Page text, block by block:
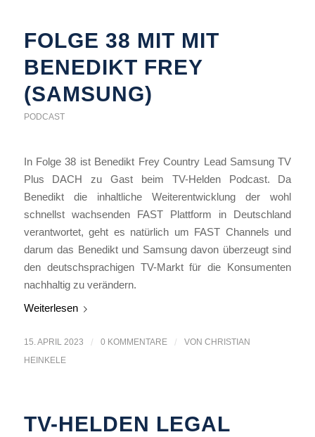
FOLGE 38 MIT MIT
BENEDIKT FREY
(SAMSUNG)
PODCAST
In Folge 38 ist Benedikt Frey Country Lead Samsung TV
Plus DACH zu Gast beim TV-Helden Podcast. Da
Benedikt die inhaltliche Weiterentwicklung der wohl
schnellst wachsenden FAST Plattform in Deutschland
verantwortet, geht es natürlich um FAST Channels und
darum das Benedikt und Samsung davon überzeugt sind
den deutschsprachigen TV-Markt für die Konsumenten
nachhaltig zu verändern.
Weiterlesen
15. APRIL 2023 / 0 KOMMENTARE / VON CHRISTIAN
HEINKELE
TV-HELDEN LEGAL